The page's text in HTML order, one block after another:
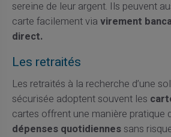
sereine de leur argent. Ils peuvent
carte facilement via virement
direct.
Les retraités
Les retraités à la recherche d’une
sécurisée adoptent souvent les
cartes offrent une manière pratique
dépenses quotidiennessans